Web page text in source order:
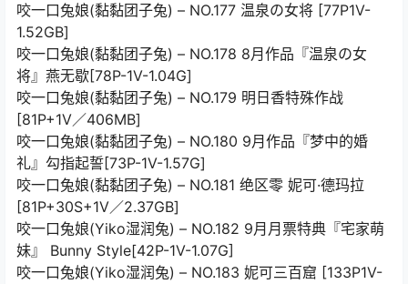
咬一口兔娘(黏黏团子兔) – NO.177 温泉の女将 [77P1V-
1.52GB]
咬一口兔娘(黏黏团子兔) – NO.178 8月作品『温泉の女
将』燕无歇[78P-1V-1.04G]
咬一口兔娘(黏黏团子兔) – NO.179 明日香特殊作战
[81P+1V／406MB]
咬一口兔娘(黏黏团子兔) – NO.180 9月作品『梦中的婚
礼』勾指起誓[73P-1V-1.57G]
咬一口兔娘(黏黏团子兔) – NO.181 绝区零 妮可·德玛拉
[81P+30S+1V／2.37GB]
咬一口兔娘(Yiko湿润兔) – NO.182 9月月票特典『宅家萌
妹』 Bunny Style[42P-1V-1.07G]
咬一口兔娘(Yiko湿润兔) – NO.183 妮可三百窟 [133P1V-